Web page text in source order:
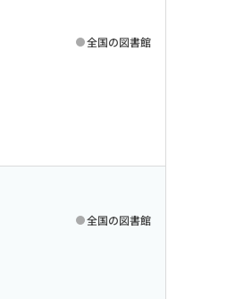
全国の図書館
全国の図書館